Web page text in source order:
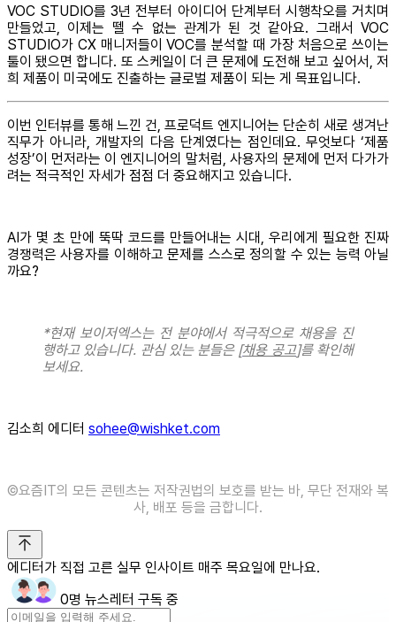
VOC STUDIO를 3년 전부터 아이디어 단계부터 시행착오를 거치며
만들었고, 이제는 뗄 수 없는 관계가 된 것 같아요. 그래서 VOC
STUDIO가 CX 매니저들이 VOC를 분석할 때 가장 처음으로 쓰이는
툴이 됐으면 합니다. 또 스케일이 더 큰 문제에 도전해 보고 싶어서, 저
희 제품이 미국에도 진출하는 글로벌 제품이 되는 게 목표입니다.
이번 인터뷰를 통해 느낀 건, 프로덕트 엔지니어는 단순히 새로 생겨난
직무가 아니라, 개발자의 다음 단계였다는 점인데요. 무엇보다 ‘제품
성장’이 먼저라는 이 엔지니어의 말처럼, 사용자의 문제에 먼저 다가가
려는 적극적인 자세가 점점 더 중요해지고 있습니다.
AI가 몇 초 만에 뚝딱 코드를 만들어내는 시대, 우리에게 필요한 진짜
경쟁력은 사용자를 이해하고 문제를 스스로 정의할 수 있는 능력 아닐
까요?
*현재 보이저엑스는 전 분야에서 적극적으로 채용을 진
행하고 있습니다. 관심 있는 분들은 [채용 공고]를 확인해
보세요.
김소희 에디터 sohee@wishket.com
©️요즘IT의 모든 콘텐츠는 저작권법의 보호를 받는 바, 무단 전재와 복
사, 배포 등을 금합니다.
에디터가 직접 고른 실무 인사이트 매주 목요일에 만나요.
0명 뉴스레터 구독 중